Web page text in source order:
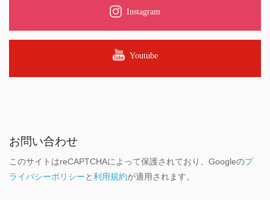
Instagram
Youtube
お問い合わせ
このサイトはreCAPTCHAによって保護されており、Googleのプ
ライバシーポリシーと利用規約が適用されます。